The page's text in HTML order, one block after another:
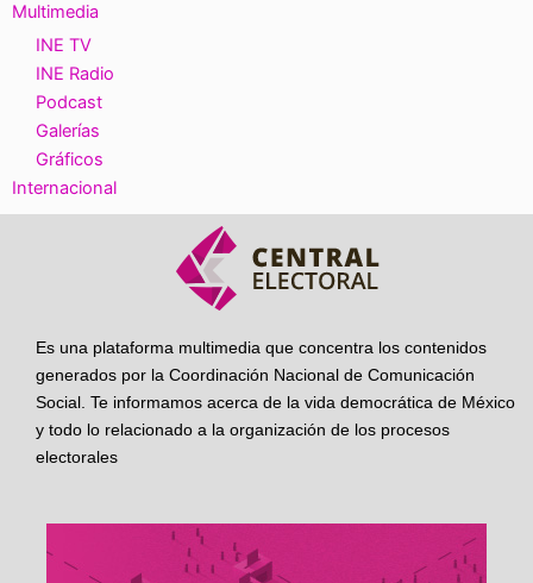
Multimedia
INE TV
INE Radio
Podcast
Galerías
Gráficos
Internacional
Es una plataforma multimedia que concentra los contenidos
generados por la Coordinación Nacional de Comunicación
Social. Te informamos acerca de la vida democrática de México
y todo lo relacionado a la organización de los procesos
electorales